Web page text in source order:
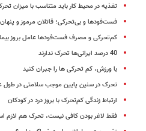
تغذیه در محیط کار باید متناسب با میزان
فست‌فودها و بی‌تحرکی؛ قاتلان مرموز و
کم‌تحرکی و مصرف فست‌فودها عامل بروز
40 درصد ایرانی‌ها تحرک ندارند
با ورزش، کم تحرکی ها را جبران کنید
تحرک در سنین پایین موجب سلامتی در
ارتباط زندگی کم‌تحرک با بروز درد در کودکان
فقط لاغر بودن کافی نیست، تحرک هم لازم